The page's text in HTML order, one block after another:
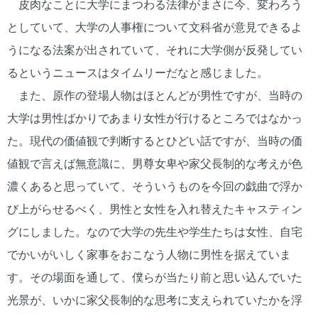
皮肉なことに大学にまつわる法律がまさに今、変わろう
としていて、大学の人事権について文科省が意見できるよ
うになる法案が出されていて、それに大学側が反発してい
るというニュースはタイムリーだなと感じました。
また、原作の登場人物はほとんどが男性ですが、当時の
大学は男性ばかりであまり女性が行けるところではなかっ
た。現代の価値観で判断するとひどい話ですが、当時の価
値観で言えば無意識に、男尊女卑や家父長制的な考えが色
濃くあると思っていて、そういうものを今回の戯曲で浮か
び上がらせるべく、男性と女性を入れ替えたキャスティン
グにしました。なので大学の先生や学生たちは女性、自宅
でかいがいしく家事をおこなう人物に男性を据えていま
す。その場面を通して、僕らが当たり前と思い込んでいた
光景が、いかに家父長制的な思考に支えられていたかを浮